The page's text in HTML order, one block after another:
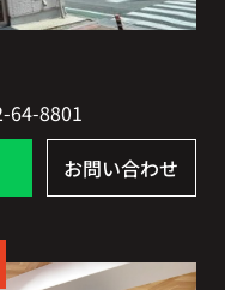
64-8801
お問い合わせ